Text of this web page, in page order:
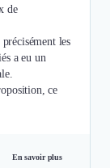
de
les
a eu un
ce
En savoir plus